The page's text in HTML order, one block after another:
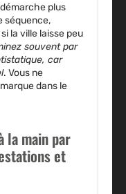
plus
séquence,
la ville laisse peu
souvent par
car
. Vous ne
dans le
la main par
et